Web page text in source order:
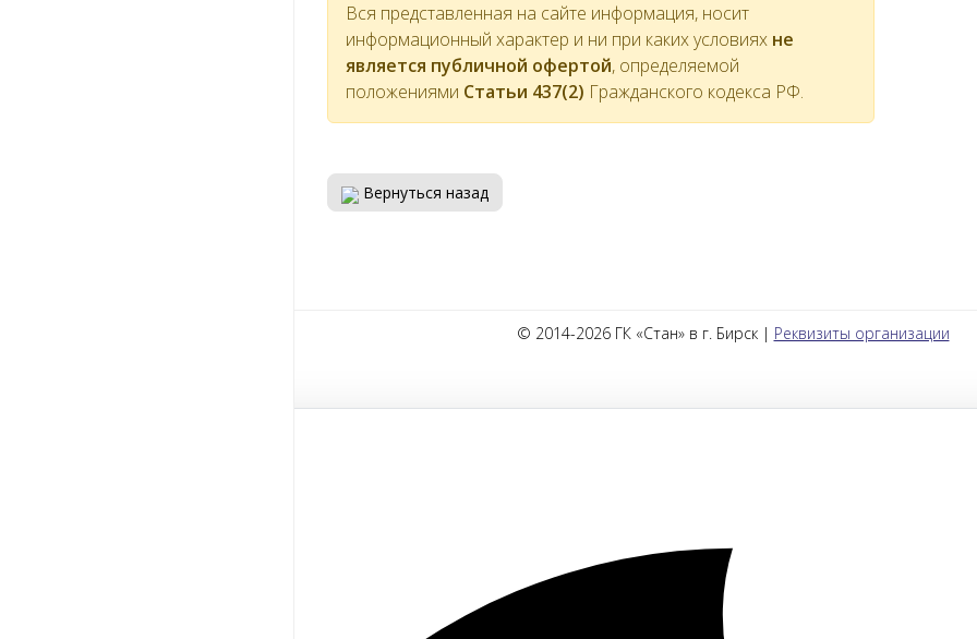
Вся представленная на сайте информация, носит
информационный характер и ни при каких условиях не
является публичной офертой, определяемой
положениями Статьи 437(2) Гражданского кодекса РФ.
Вернуться назад
© 2014-2026 ГК «Стан» в г. Бирск | Реквизиты организации